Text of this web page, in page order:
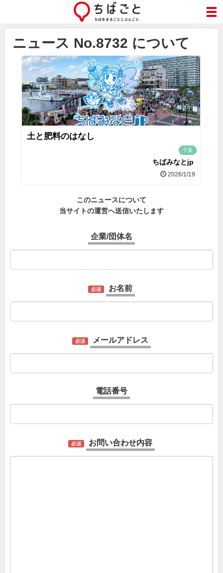
ニュース No.8732 について
土と肥料のはなし
千葉
ちばみなとjp
2026/1/19
このニュースについて
当サイトの運営へ送信いたします
企業/団体名
必須 お名前
必須 メールアドレス
電話番号
必須 お問い合わせ内容